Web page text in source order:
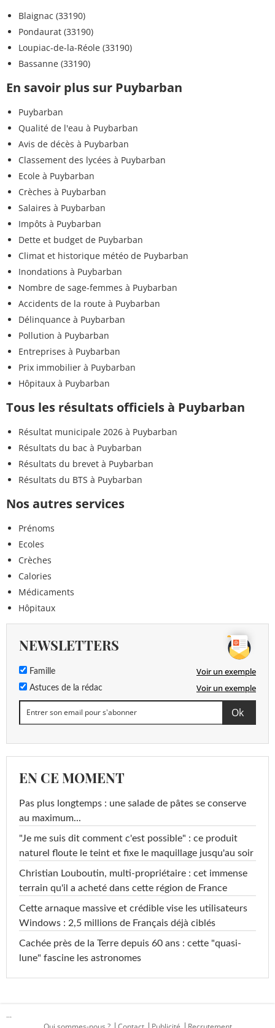
Blaignac (33190)
Pondaurat (33190)
Loupiac-de-la-Réole (33190)
Bassanne (33190)
En savoir plus sur Puybarban
Puybarban
Qualité de l'eau à Puybarban
Avis de décès à Puybarban
Classement des lycées à Puybarban
Ecole à Puybarban
Crèches à Puybarban
Salaires à Puybarban
Impôts à Puybarban
Dette et budget de Puybarban
Climat et historique météo de Puybarban
Inondations à Puybarban
Nombre de sage-femmes à Puybarban
Accidents de la route à Puybarban
Délinquance à Puybarban
Pollution à Puybarban
Entreprises à Puybarban
Prix immobilier à Puybarban
Hôpitaux à Puybarban
Tous les résultats officiels à Puybarban
Résultat municipale 2026 à Puybarban
Résultats du bac à Puybarban
Résultats du brevet à Puybarban
Résultats du BTS à Puybarban
Nos autres services
Prénoms
Ecoles
Crèches
Calories
Médicaments
Hôpitaux
NEWSLETTERS
Famille Voir un exemple
Astuces de la rédac Voir un exemple
EN CE MOMENT
Pas plus longtemps : une salade de pâtes se conserve
au maximum...
"Je me suis dit comment c'est possible" : ce produit
naturel floute le teint et fixe le maquillage jusqu'au soir
Christian Louboutin, multi-propriétaire : cet immense
terrain qu'il a acheté dans cette région de France
Cette arnaque massive et crédible vise les utilisateurs
Windows : 2,5 millions de Français déjà ciblés
Cachée près de la Terre depuis 60 ans : cette "quasi-
lune" fascine les astronomes
...